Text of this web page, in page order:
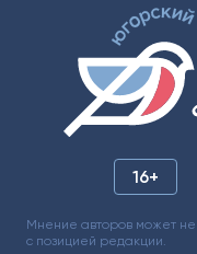
16+
Мнение авторов может не
с позицией редакции.